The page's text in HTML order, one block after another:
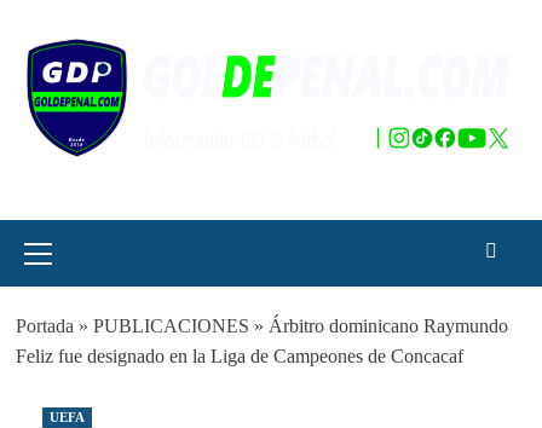
contenido
principal
Portada » PUBLICACIONES » Árbitro dominicano Raymundo
Feliz fue designado en la Liga de Campeones de Concacaf
UEFA